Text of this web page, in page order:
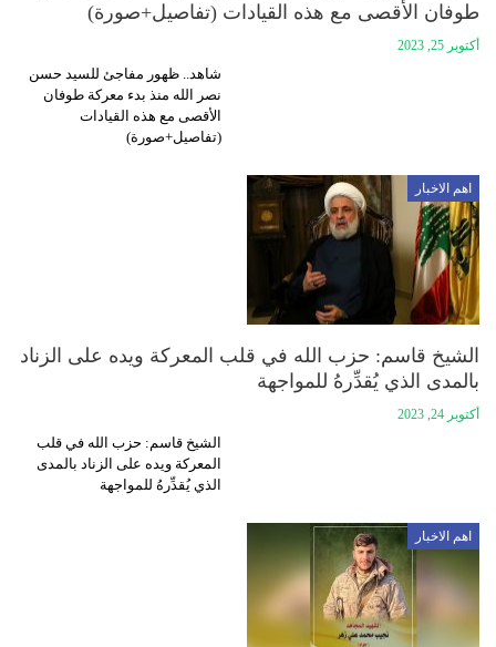
طوفان الأقصى مع هذه القيادات (تفاصيل+صورة)
أكتوبر 25, 2023
شاهد.. ظهور مفاجئ للسيد حسن
نصر الله منذ بدء معركة طوفان
الأقصى مع هذه القيادات
(تفاصيل+صورة)
اهم الاخبار
الشيخ قاسم: حزب الله في قلب المعركة ويده على الزناد
بالمدى الذي يُقدِّرهُ للمواجهة
أكتوبر 24, 2023
الشيخ قاسم: حزب الله في قلب
المعركة ويده على الزناد بالمدى
الذي يُقدِّرهُ للمواجهة
اهم الاخبار